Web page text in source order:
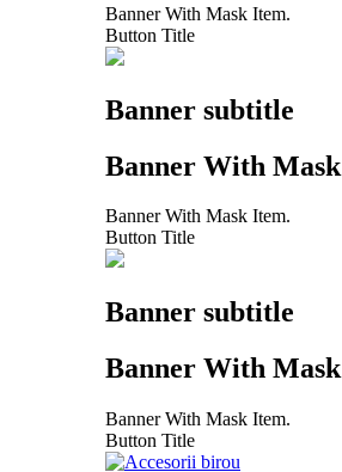
Banner With Mask Item.
Button Title
Banner subtitle
Banner With Mask
Banner With Mask Item.
Button Title
Banner subtitle
Banner With Mask
Banner With Mask Item.
Button Title